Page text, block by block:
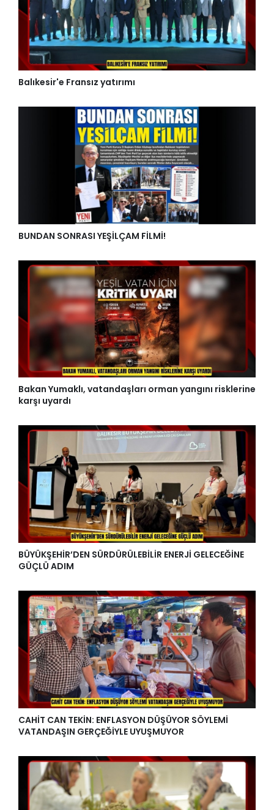
Balıkesir'e Fransız yatırımı
BUNDAN SONRASI YEŞİLÇAM FİLMİ!
Bakan Yumaklı, vatandaşları orman yangını risklerine
karşı uyardı
BÜYÜKŞEHİR’DEN SÜRDÜRÜLEBİLİR ENERJİ GELECEĞİNE
GÜÇLÜ ADIM
CAHİT CAN TEKİN: ENFLASYON DÜŞÜYOR SÖYLEMİ
VATANDAŞIN GERÇEĞİYLE UYUŞMUYOR